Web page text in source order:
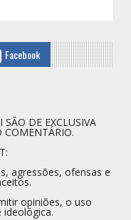
Facebook
DE EXCLUSIVA
COMENTÁRIO.
agressões, ofensas e
opiniões, o uso
ideológica.